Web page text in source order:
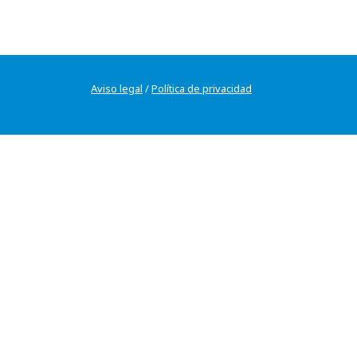
Aviso legal /Política de privacidad